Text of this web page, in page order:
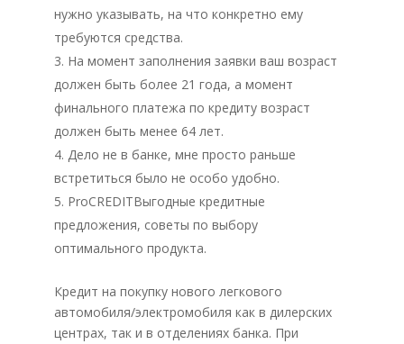
нужно указывать, на что конкретно ему
требуются средства.
На момент заполнения заявки ваш возраст
должен быть более 21 года, а момент
финального платежа по кредиту возраст
должен быть менее 64 лет.
Дело не в банке, мне просто раньше
встретиться было не особо удобно.
ProCREDITВыгодные кредитные
предложения, советы по выбору
оптимального продукта.
Кредит на покупку нового легкового
автомобиля/электромобиля как в дилерских
центрах, так и в отделениях банка. При